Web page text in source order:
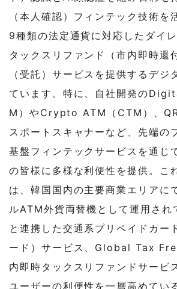
（本人確認）フィンテック技術を
9種類の法定通貨に対応したダイレ
タックスリファンド（市内即時還
（受託）サービスを提供するデジ
ています。特に、自社開発の
M）やCrypto ATM（CTM）、
スポートスキャナーなど、先端の
基盤フィンテックサービスを通じ
の皆様に多様な利便性を提供。こ
は、韓国国内の主要商業エリアに
ルATM外貨両替機として運用さ
と連携した交通系プリペイドカー
ード）サービス、Global Tax
内即時タックスリファンドサービ
ユーザーの利便性を一層高めてい